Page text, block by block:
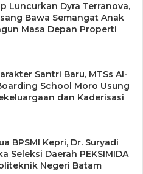
Luncurkan Dyra Terranova,
Bawa Semangat Anak
Masa Depan Properti
Santri Baru, MTSs Al-
School Moro Usung
dan Kaderisasi
BPSMI Kepri, Dr. Suryadi
Seleksi Daerah PEKSIMIDA
Negeri Batam